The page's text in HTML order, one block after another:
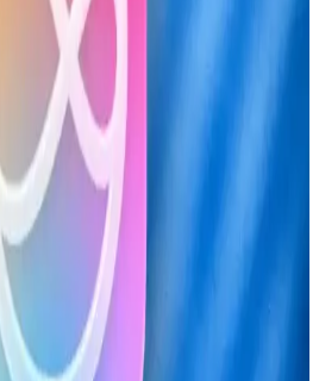
Stratejisi ve Craig
Yenilikçi Yaklaşımı
yapay zeka stratejisini yeniden
hız kazanırken, donanımına
zeka çözümleri geliştiriyor.
kontrolü ön planda.
ve iPhone Güvenliğinde
Saldırıları Hakkında Gerçekler
paralı casus yazılım
katmanı sunuyor. Ancak bu
mutlak koruma sağlamamaktadır.